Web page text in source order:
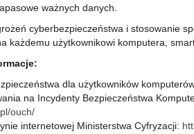
ważnych danych.
cyberbezpieczeństwa i stosowanie
każdemu użytkownikowi komputera,
dla użytkowników
na Incydenty Bezpieczeństwa
ouch/
internetowej Ministerstwa Cyfryzacji: